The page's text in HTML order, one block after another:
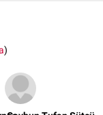
)